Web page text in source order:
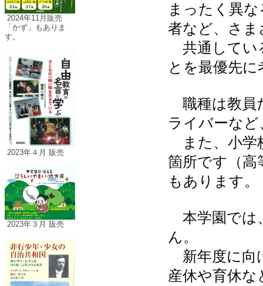
2024年11月販売
「かず」もありま
す。
2023年４月 販売
2023年３月 販売
まったく異
者など、さ
共通してい
とを最優先
職種は教員
ライバーな
また、小学
箇所です（高
もあります。
本学園では
ん。
新年度に向
産休や育休